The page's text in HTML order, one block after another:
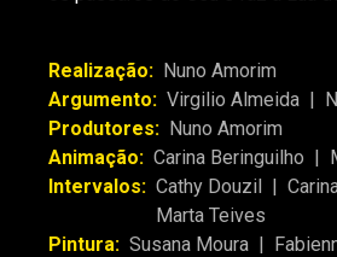
Realização: Nuno Amorim
Argumento: Virgilio Almeida |
Produtores: Nuno Amorim
Animação: Carina Beringuilho |
Intervalos: Cathy Douzil |
Marta Teives
Pintura: Susana Moura |